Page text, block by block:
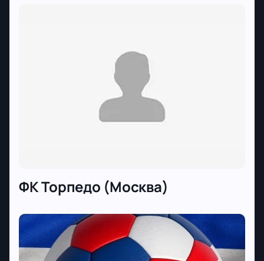
ФК Торпедо (Москва)